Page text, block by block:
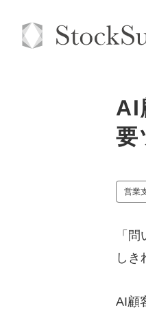
AI
要
営業
「
しき
AI顧